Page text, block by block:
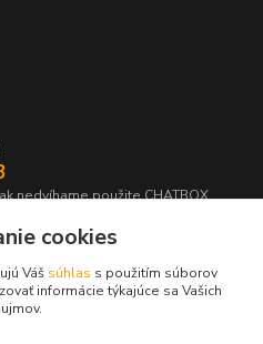
nedvíhame použite CHATBOX
cookies
Váš súhlas s použitím súborov
informácie týkajúce sa Vašich